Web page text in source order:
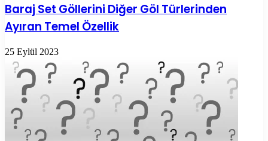
Baraj Set Göllerini Diğer Göl Türlerinden
Ayıran Temel Özellik
25 Eylül 2023